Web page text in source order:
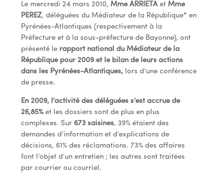
Le mercredi 24 mars 2010, Mme ARRIETAet Mme
PEREZ, déléguées du Médiateur de la République* en
Pyrénées-Atlantiques (respectivement à la
Préfecture et à la sous-préfecture de Bayonne), ont
présenté le rapport national du Médiateur de la
République pour 2009 et le bilan de leurs actions
dans les Pyrénées-Atlantiques,lors d’une conférence
de presse.
En 2009, l’activité des déléguées s’est accrue de
26,85%et les dossiers sont de plus en plus
complexes. Sur 673 saisines, 39% étaient des
demandes d’information et d’explications de
décisions, 61% des réclamations. 73% des affaires
font l’objet d’un entretien ; les autres sont traitées
par courrier ou courriel.